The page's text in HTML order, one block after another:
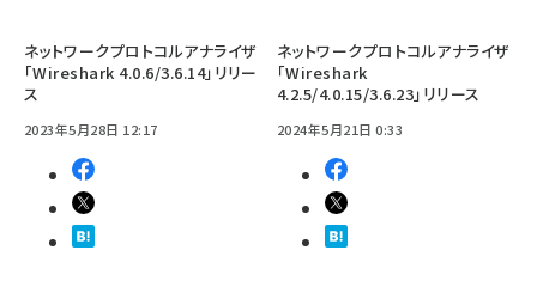
ネットワークプロトコルアナライザ
「Wireshark 4.0.6/3.6.14」リリー
ス
2023年5月28日 12:17
ネットワークプロトコルアナライザ
「Wireshark
4.2.5/4.0.15/3.6.23」リリース
2024年5月21日 0:33